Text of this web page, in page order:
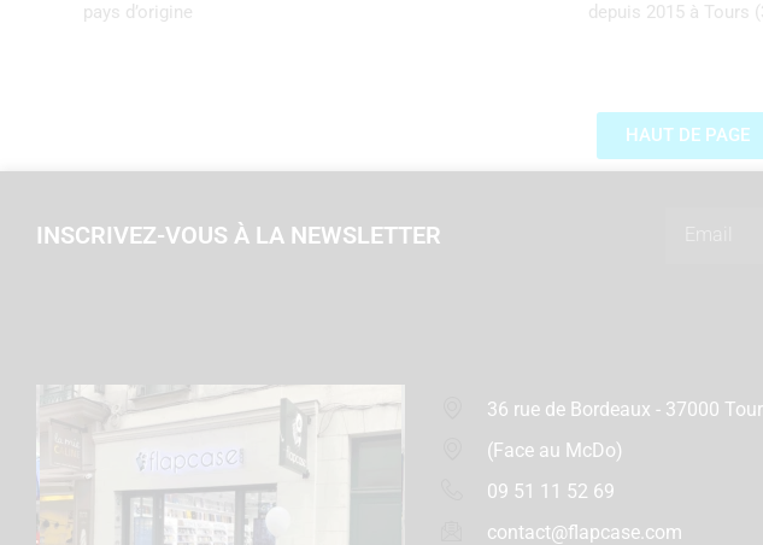
pays d’origine
depuis 2015 à Tours
HAUT DE PAGE
INSCRIVEZ-VOUS À LA NEWSLETTER
36 rue de Bordeaux - 37000
(Face au McDo)
09 51 11 52 69
contact@flapcase.com